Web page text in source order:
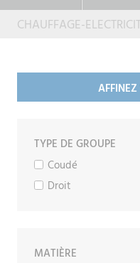
CHAUFFAGE-
TYPE DE GROUPE
Coudé
Droit
MATIÈRE